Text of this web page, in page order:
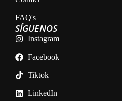
FAQ's
SÍGUENOS
Instagram
Facebook
Tiktok
LinkedIn